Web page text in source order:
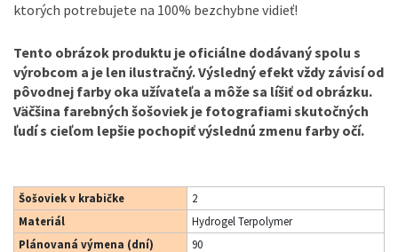
ktorých potrebujete na 100% bezchybne vidieť!
Tento obrázok produktu je oficiálne dodávaný spolu s
výrobcom a je len ilustračný. Výsledný efekt vždy závisí od
pôvodnej farby oka užívateľa a môže sa líšiť od obrázku.
Väčšina farebných šošoviek je fotografiami skutočných
ľudí s cieľom lepšie pochopiť výslednú zmenu farby očí.
Šošoviek v krabičke
2
Materiál
Hydrogel Terpolymer
Plánovaná výmena (dní)
90